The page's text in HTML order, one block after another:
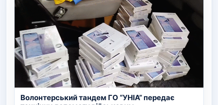
Волонтерський тандем ГО “УНІА” передає